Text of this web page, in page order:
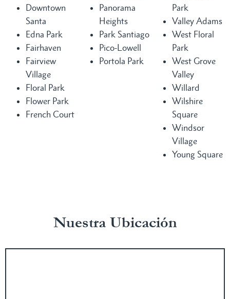
Downtown
Santa
Edna Park
Fairhaven
Fairview
Village
Floral Park
Flower Park
French Court
Panorama
Heights
Park Santiago
Pico-Lowell
Portola Park
Park
Valley Adams
West Floral
Park
West Grove
Valley
Willard
Wilshire
Square
Windsor
Village
Young Square
Nuestra Ubicación